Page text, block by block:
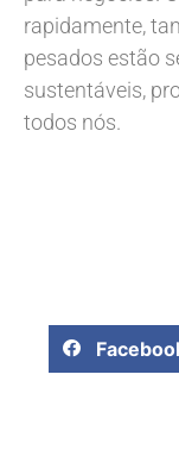
rapidamente,
pesados estão
sustentáveis,
todos nós.